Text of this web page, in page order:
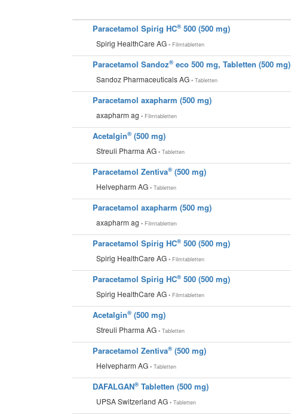
Paracetamol Spirig HC® 500 (500 mg)
Spirig HealthCare AG • Filmtabletten
Paracetamol Sandoz® eco 500 mg, Tabletten (500 mg)
Sandoz Pharmaceuticals AG • Tabletten
Paracetamol axapharm (500 mg)
axapharm ag • Filmtabletten
Acetalgin® (500 mg)
Streuli Pharma AG • Tabletten
Paracetamol Zentiva® (500 mg)
Helvepharm AG • Tabletten
Paracetamol axapharm (500 mg)
axapharm ag • Filmtabletten
Paracetamol Spirig HC® 500 (500 mg)
Spirig HealthCare AG • Filmtabletten
Paracetamol Spirig HC® 500 (500 mg)
Spirig HealthCare AG • Filmtabletten
Acetalgin® (500 mg)
Streuli Pharma AG • Tabletten
Paracetamol Zentiva® (500 mg)
Helvepharm AG • Tabletten
DAFALGAN® Tabletten (500 mg)
UPSA Switzerland AG • Tabletten